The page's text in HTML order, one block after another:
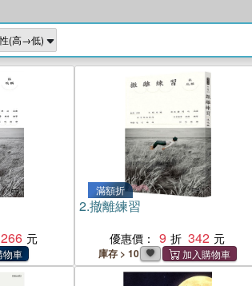
266
滿額折
2.撤離練習
優惠價： 9 342
庫存 > 10